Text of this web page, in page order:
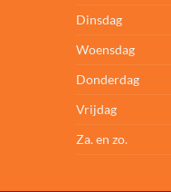
Dinsdag
Woensdag
Donderdag
Vrijdag
Za. en zo.